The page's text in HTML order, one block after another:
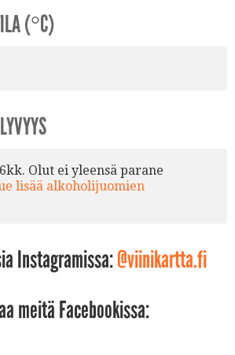
(°C)
Olut ei yleensä parane
lisää alkoholijuomien
Instagramissa:@viinikartta.fi
meitä Facebookissa: